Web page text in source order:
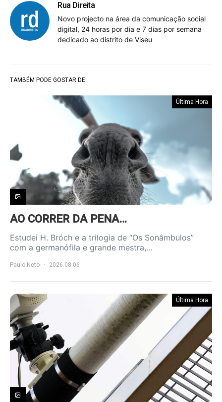
Rua Direita
Novo projecto na área da comunicação social
digital, 24 horas por dia e 7 dias por semana
dedicado ao distrito de Viseu
TAMBÉM PODE GOSTAR DE
Última Hora
AO CORRER DA PENA…
Estudei H. Bröch e a trilogia de “Os Sonâmbulos”
com a germanófila e grande mestra,…
Paulo Neto 2026.08.06
Última Hora